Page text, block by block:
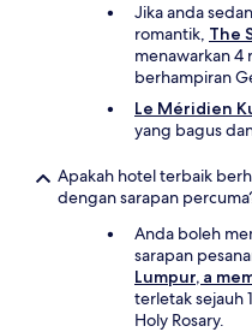
Jika anda
romantik, The
menawarkan 4
berhampiran
Le Méridien
yang bagus
Apakah hotel terbaik
dengan sarapan
Anda boleh
sarapan
Lumpur, a
terletak sejauh
Holy Rosary.